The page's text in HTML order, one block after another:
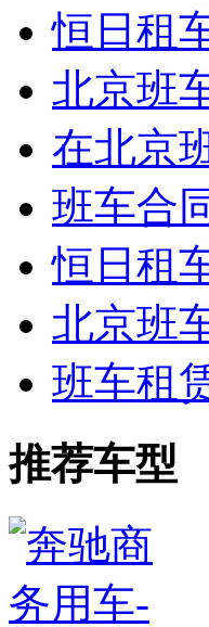
恒日租
北京班
在北京
班车合
恒日租
北京班
班车租
推荐车型